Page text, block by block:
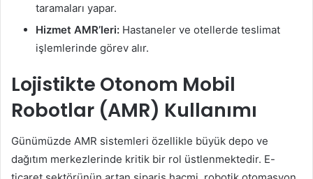
taramaları yapar.
Hizmet AMR’leri: Hastaneler ve otellerde teslimat
işlemlerinde görev alır.
Lojistikte Otonom Mobil
Robotlar (AMR) Kullanımı
Günümüzde AMR sistemleri özellikle büyük depo ve
dağıtım merkezlerinde kritik bir rol üstlenmektedir. E-